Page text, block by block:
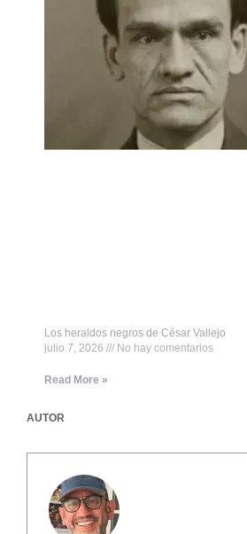
Los heraldos negros de César Vallejo
julio 7, 2026
No hay comentarios
Read More »
AUTOR